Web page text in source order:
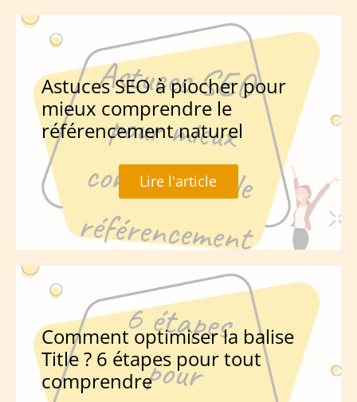
Astuces SEO à piocher pour
mieux comprendre le
référencement naturel
Lire l'article
Comment optimiser la balise
Title ? 6 étapes pour tout
comprendre